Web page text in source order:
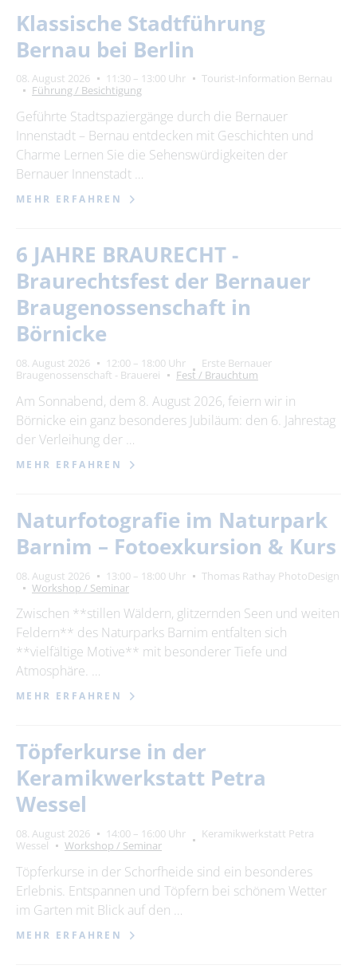
Klassische Stadtführung
Bernau bei Berlin
08. August 2026 11:30 – 13:00 Uhr
Tourist-Information Bernau
Führung / Besichtigung
Geführte Stadtspaziergänge durch die Bernauer
Innenstadt – Bernau entdecken mit Geschichten und
Charme Lernen Sie die Sehenswürdigkeiten der
Bernauer Innenstadt …
MEHR ERFAHREN
6 JAHRE BRAURECHT -
Braurechtsfest der Bernauer
Braugenossenschaft in
Börnicke
08. August 2026 12:00 – 18:00 Uhr
Erste Bernauer
Braugenossenschaft - Brauerei
Fest / Brauchtum
Am Sonnabend, dem 8. August 2026, feiern wir in
Börnicke ein ganz besonderes Jubiläum: den 6. Jahrestag
der Verleihung der …
MEHR ERFAHREN
Naturfotografie im Naturpark
Barnim – Fotoexkursion & Kurs
08. August 2026 13:00 – 18:00 Uhr
Thomas Rathay PhotoDesign
Workshop / Seminar
Zwischen **stillen Wäldern, glitzernden Seen und weiten
Feldern** des Naturparks Barnim entfalten sich
**vielfältige Motive** mit besonderer Tiefe und
Atmosphäre. …
MEHR ERFAHREN
Töpferkurse in der
Keramikwerkstatt Petra
Wessel
08. August 2026 14:00 – 16:00 Uhr
Keramikwerkstatt Petra
Wessel
Workshop / Seminar
Töpferkurse in der Schorfheide sind ein besonderes
Erlebnis. Entspannen und Töpfern bei schönem Wetter
im Garten mit Blick auf den …
MEHR ERFAHREN